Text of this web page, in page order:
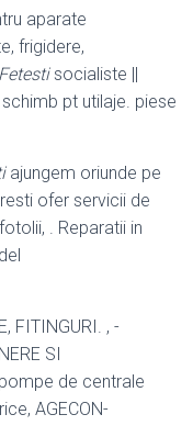
aparate
frigidere,
Fetestisocialiste ||
pt utilaje. piese
ajungem oriunde pe
ofer servicii de
. Reparatii in
FITINGURI. , -
SI
de centrale
AGECON-